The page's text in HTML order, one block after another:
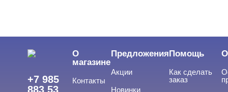
+7 985
883 53
О
магазине
Контакты
Предложения
Акции
Новинки
Помощь
Как сделать
заказ